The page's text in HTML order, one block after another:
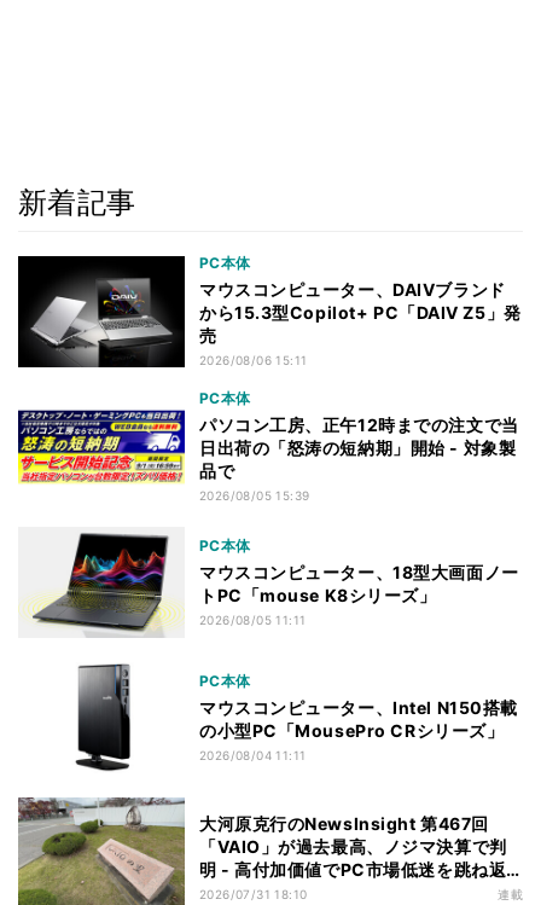
新着記事
PC本体
マウスコンピューター、DAIVブランド
から15.3型Copilot+ PC「DAIV Z5」発
売
2026/08/06 15:11
PC本体
パソコン工房、正午12時までの注文で当
日出荷の「怒涛の短納期」開始 - 対象製
品で
2026/08/05 15:39
PC本体
マウスコンピューター、18型大画面ノー
トPC「mouse K8シリーズ」
2026/08/05 11:11
PC本体
マウスコンピューター、Intel N150搭載
の小型PC「MousePro CRシリーズ」
2026/08/04 11:11
大河原克行のNewsInsight 第467回
「VAIO」が過去最高、ノジマ決算で判
明 - 高付加価値でPC市場低迷を跳ね返
す
2026/07/31 18:10 連載